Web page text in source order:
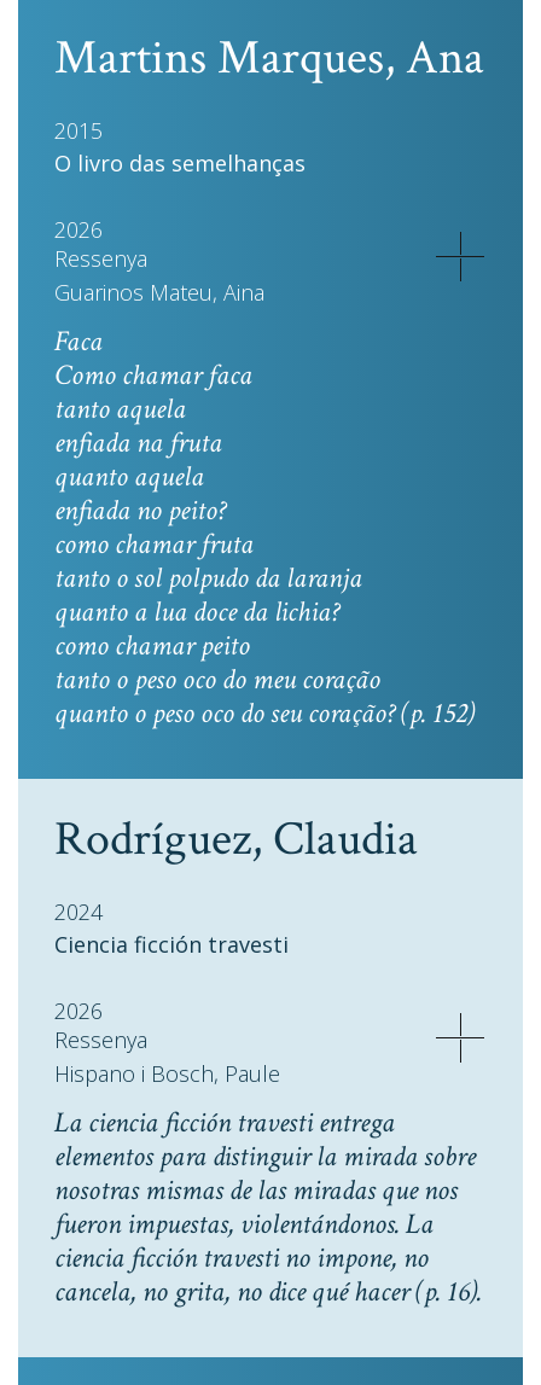
Martins Marques, Ana
2015
O livro das semelhanças
2026
Ressenya
Guarinos Mateu, Aina
Faca
Como chamar faca
tanto aquela
enfiada na fruta
quanto aquela
enfiada no peito?
como chamar fruta
tanto o sol polpudo da laranja
quanto a lua doce da lichia?
como chamar peito
tanto o peso oco do meu coração
quanto o peso oco do seu coração? (p. 152)
Rodríguez, Claudia
2024
Ciencia ficción travesti
2026
Ressenya
Hispano i Bosch, Paule
La ciencia ficción travesti entrega
elementos para distinguir la mirada sobre
nosotras mismas de las miradas que nos
fueron impuestas, violentándonos. La
ciencia ficción travesti no impone, no
cancela, no grita, no dice qué hacer(p. 16).